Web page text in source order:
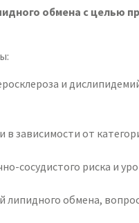
обмена с целью
и
зависимости от
сосудистого риска и
липидного обмена,